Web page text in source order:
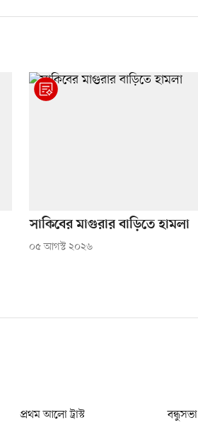
সাকিবের মাগুরার বাড়িতে হামলা
০৫ আগস্ট ২০২৬
প্রথম আলো ট্রাস্ট বন্ধুসভা